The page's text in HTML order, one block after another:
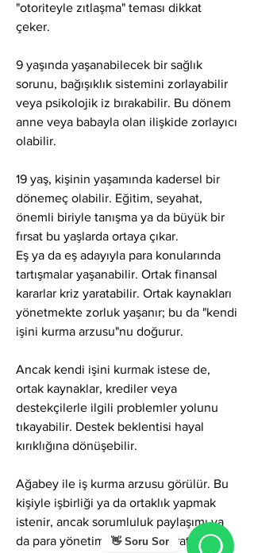
👋 Soru Sor
"otoriteyle zıtlaşma" teması dikkat
çeker.
9 yaşında yaşanabilecek bir sağlık
sorunu, bağışıklık sistemini zorlayabilir
veya psikolojik iz bırakabilir. Bu dönem
anne veya babayla olan ilişkide zorlayıcı
olabilir.
19 yaş, kişinin yaşamında kadersel bir
dönemeç olabilir. Eğitim, seyahat,
önemli biriyle tanışma ya da büyük bir
fırsat bu yaşlarda ortaya çıkar.
Eş ya da eş adayıyla para konularında
tartışmalar yaşanabilir. Ortak finansal
kararlar kriz yaratabilir. Ortak kaynakları
yönetmekte zorluk yaşanır; bu da "kendi
işini kurma arzusu"nu doğurur.
Ancak kendi işini kurmak istese de,
ortak kaynaklar, krediler veya
destekçilerle ilgili problemler yolunu
tıkayabilir. Destek beklentisi hayal
kırıklığına dönüşebilir.
Ağabey ile iş kurma arzusu görülür. Bu
kişiyle işbirliği ya da ortaklık yapmak
istenir, ancak sorumluluk paylaşımı ya
da para yönetimi gerginlik yaratabilir.